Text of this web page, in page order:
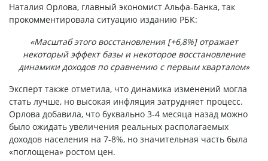
Наталия Орлова, главный экономист Альфа-Банка, так
прокомментировала ситуацию изданию РБК:
«Масштаб этого восстановления [+6,8%] отражает
некоторый эффект базы и некоторое восстановление
динамики доходов по сравнению с первым кварталом»
Эксперт также отметила, что динамика изменений могла
стать лучше, но высокая инфляция затрудняет процесс.
Орлова добавила, что буквально 3-4 месяца назад можно
было ожидать увеличения реальных располагаемых
доходов населения на 7-8%, но значительная часть была
«поглощена» ростом цен.